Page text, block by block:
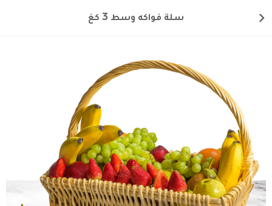
سلة فواكه وسط 3 كغ